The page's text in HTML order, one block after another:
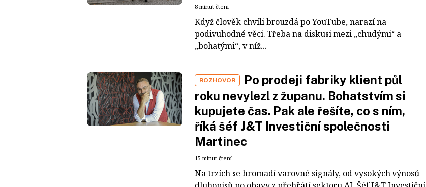
8 minut čtení
Když člověk chvíli brouzdá po YouTube, narazí na
podivuhodné věci. Třeba na diskusi mezi „chudými“ a
„bohatými“, v níž...
ROZHOVOR
Po prodeji fabriky klient půl
roku nevylezl z županu. Bohatstvím si
kupujete čas. Pak ale řešíte, co s ním,
říká šéf J&T Investiční společnosti
Martinec
15 minut čtení
Na trzích se hromadí varovné signály, od vysokých výnosů